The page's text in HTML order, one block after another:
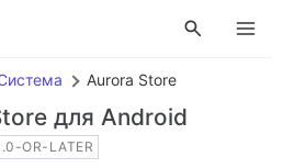
Aurora Store
для Android
OR-LATER